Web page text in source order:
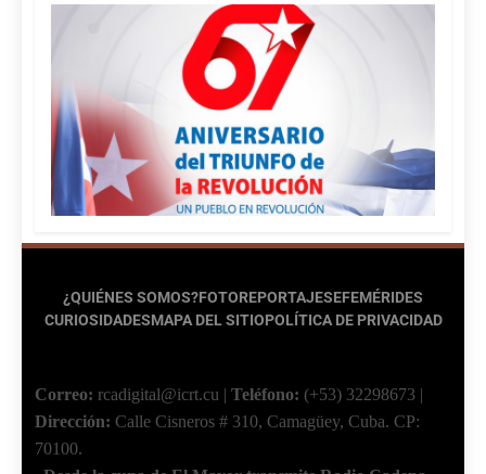
¿QUIÉNES SOMOS?FOTOREPORTAJESEFEMÉRIDES
CURIOSIDADESMAPA DEL SITIOPOLÍTICA DE PRIVACIDAD
Correo: rcadigital@icrt.cu | Teléfono: (+53) 32298673 |
Dirección: Calle Cisneros # 310, Camagüey, Cuba. CP:
70100.